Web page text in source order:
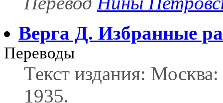
Верга Д. Избранные
Переводы
Текст издания:
1935.